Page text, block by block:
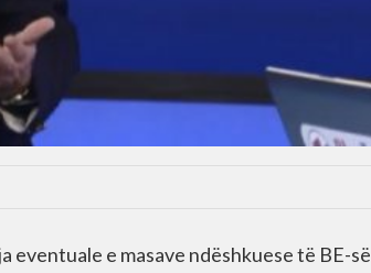
eventuale e masave ndëshkuese të BE-së